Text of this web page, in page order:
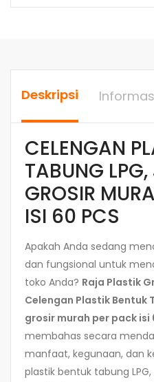
Deskripsi
CELENGAN
TABUNG
GROSIR
ISI 60 PCS
Apakah Anda sedang
dan fungsional untuk
toko Anda? Raja Plastik
Celengan Plastik Bentuk
grosir murah per pack isi
membahas secara
manfaat, kegunaan, dan
plastik bentuk tabung